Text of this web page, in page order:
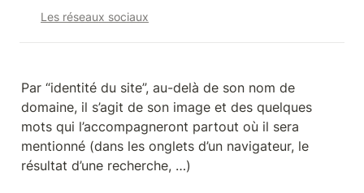
Les réseaux sociaux
Par “identité du site”, au-delà de son nom de
domaine, il s’agit de son image et des quelques
mots qui l’accompagneront partout où il sera
mentionné (dans les onglets d’un navigateur, le
résultat d’une recherche, …)